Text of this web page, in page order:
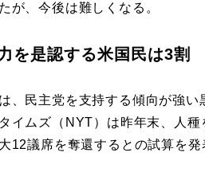
が、今後は難しくなる。
を是認する米国民は3割
、民主党を支持する傾向が強い
イムズ（NYT）は昨年末、人
12議席を奪還するとの試算を発